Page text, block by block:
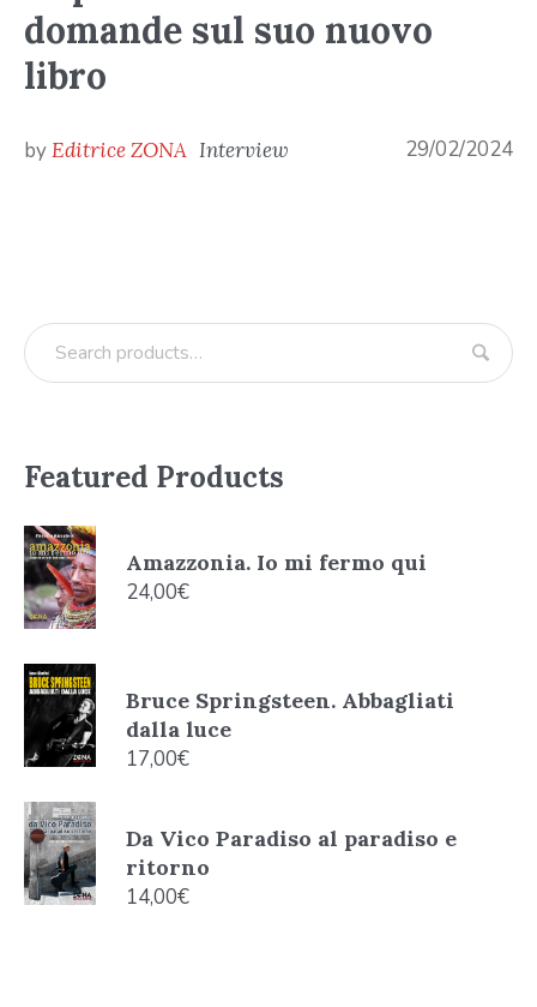
domande sul suo nuovo
libro
29/02/2024
byEditrice ZONA Interview
Featured Products
Amazzonia. Io mi fermo qui
24,00€
Bruce Springsteen. Abbagliati
dalla luce
17,00€
Da Vico Paradiso al paradiso e
ritorno
14,00€